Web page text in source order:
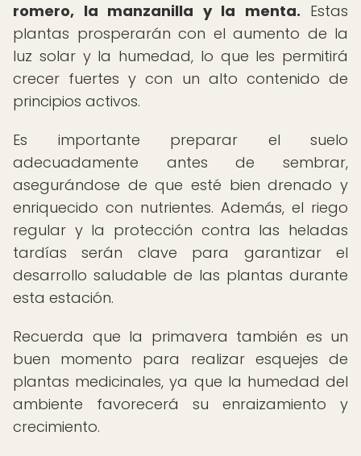
romero, la manzanilla y la menta. Estas
plantas prosperarán con el aumento de la
luz solar y la humedad, lo que les permitirá
crecer fuertes y con un alto contenido de
principios activos.
Es importante preparar el suelo
adecuadamente antes de sembrar,
asegurándose de que esté bien drenado y
enriquecido con nutrientes. Además, el riego
regular y la protección contra las heladas
tardías serán clave para garantizar el
desarrollo saludable de las plantas durante
esta estación.
Recuerda que la primavera también es un
buen momento para realizar esquejes de
plantas medicinales, ya que la humedad del
ambiente favorecerá su enraizamiento y
crecimiento.